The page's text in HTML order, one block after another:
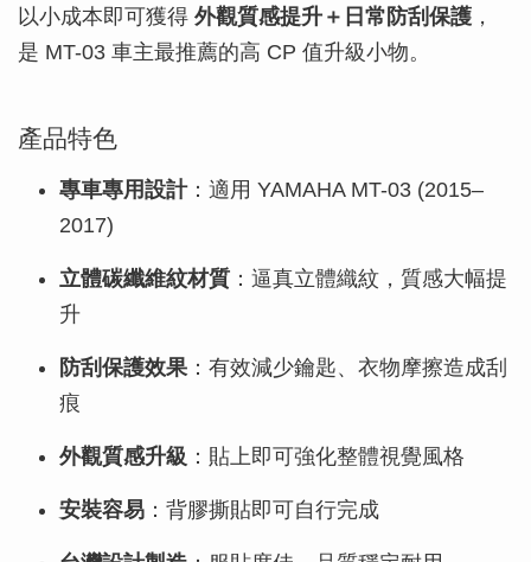
以小成本即可獲得 外觀質感提升＋日常防刮保護 ，
是 MT-03 車主最推薦的高 CP 值升級小物。
產品特色
專車專用設計：適用 YAMAHA MT-03 (2015–
2017)
立體碳纖維紋材質 ：逼真立體織紋，質感大幅提
升
防刮保護效果：有效減少鑰匙、衣物摩擦造成刮
痕
外觀質感升級 ：貼上即可強化整體視覺風格
安裝容易 ：背膠撕貼即可自行完成